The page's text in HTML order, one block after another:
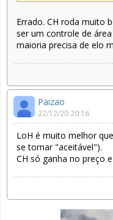
Errado. CH roda muito
ser um controle de
maioria precisa de elo
Paizao
22/12/20 20:16
LoH é muito melhor
se tornar "aceitável").
CH só ganha no preço